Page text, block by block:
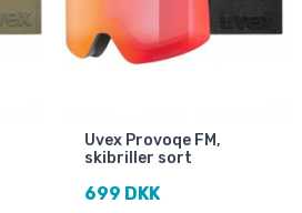
Uvex Provoqe FM,
skibriller sort
699 DKK